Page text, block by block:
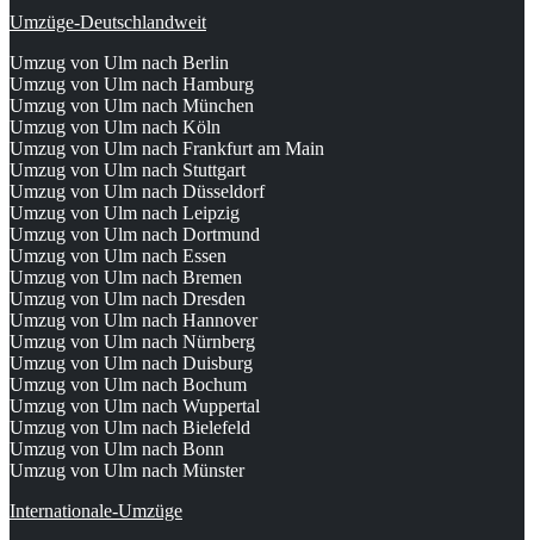
Umzüge-Deutschlandweit
Umzug von Ulm nach Berlin
Umzug von Ulm nach Hamburg
Umzug von Ulm nach München
Umzug von Ulm nach Köln
Umzug von Ulm nach Frankfurt am Main
Umzug von Ulm nach Stuttgart
Umzug von Ulm nach Düsseldorf
Umzug von Ulm nach Leipzig
Umzug von Ulm nach Dortmund
Umzug von Ulm nach Essen
Umzug von Ulm nach Bremen
Umzug von Ulm nach Dresden
Umzug von Ulm nach Hannover
Umzug von Ulm nach Nürnberg
Umzug von Ulm nach Duisburg
Umzug von Ulm nach Bochum
Umzug von Ulm nach Wuppertal
Umzug von Ulm nach Bielefeld
Umzug von Ulm nach Bonn
Umzug von Ulm nach Münster
Internationale-Umzüge